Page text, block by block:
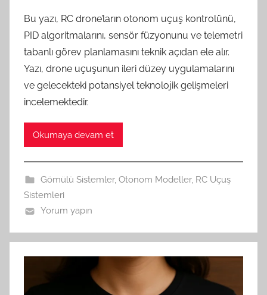
Bu yazı, RC drone’ların otonom uçuş kontrolünü,
PID algoritmalarını, sensör füzyonunu ve telemetri
tabanlı görev planlamasını teknik açıdan ele alır.
Yazı, drone uçuşunun ileri düzey uygulamalarını
ve gelecekteki potansiyel teknolojik gelişmeleri
incelemektedir.
Okumaya devam et
Gömülü Sistemler, Otonom Modeller, RC Uçuş
Sistemleri
Yorum yapın